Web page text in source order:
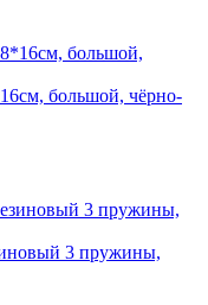
большой, чёрно-
3 пружины,